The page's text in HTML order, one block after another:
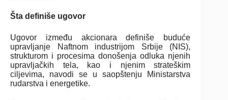
Šta definiše ugovor
Ugovor između akcionara definiše buduće
upravljanje Naftnom industrijom Srbije (NIS),
strukturom i procesima donošenja odluka njenih
upravljačkih tela, kao i njenim strateškim
ciljevima, navodi se u saopštenju Ministarstva
rudarstva i energetike.